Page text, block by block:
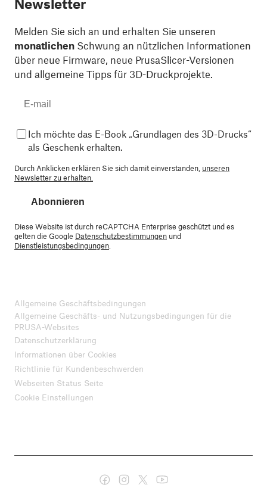
Newsletter
Melden Sie sich an und erhalten Sie unseren
monatlichen Schwung an nützlichen Informationen
über neue Firmware, neue PrusaSlicer-Versionen
und allgemeine Tipps für 3D-Druckprojekte.
Ich möchte das E-Book „Grundlagen des 3D-Drucks“
als Geschenk erhalten.
Durch Anklicken erklären Sie sich damit einverstanden, unseren
Newsletter zu erhalten.
Abonnieren
Diese Website ist durch reCAPTCHA Enterprise geschützt und es
gelten die Google Datenschutzbestimmungen und
Dienstleistungsbedingungen.
Allgemeine Geschäftsbedingungen
Allgemeine Geschäfts- und Nutzungsbedingungen für die
PRUSA-Websites
Datenschutzerklärung
Informationen über Cookies
Richtlinie für Kundenbeschwerden
Webseiten Status Seite
Cookie Einstellungen